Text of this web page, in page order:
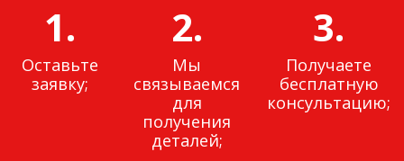
1.
Оставьте
заявку;
2.
Мы
связываемся
для
получения
деталей;
3.
Получаете
бесплатную
консультацию;